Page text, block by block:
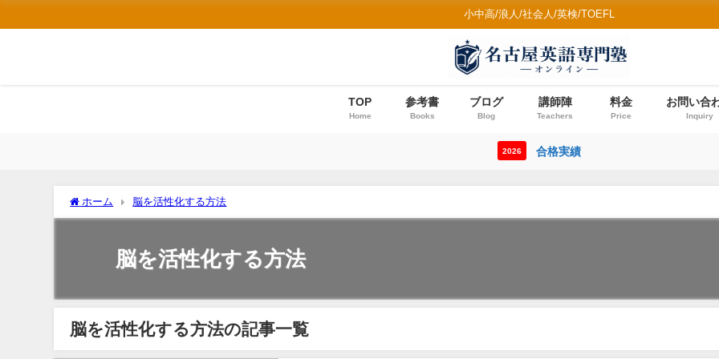
小中高/浪人/社会人/英検/TOEFL
TOP
Home
参考書
Books
ブログ
Blog
講師陣
Teachers
料金
Price
お問い合
Inquiry
2026 合格実績
ホーム 脳を活性化する方法
脳を活性化する方法
脳を活性化する方法の記事一覧